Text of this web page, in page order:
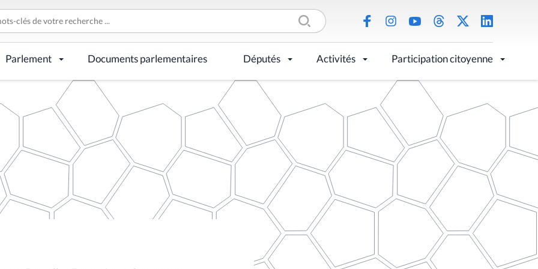
Parlement Documents parlementaires Députés Activités Participation citoyenne